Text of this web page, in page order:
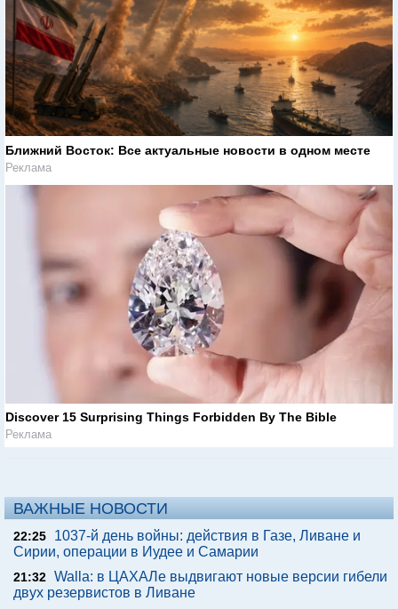
Ближний Восток: Все актуальные новости в одном месте
Реклама
Discover 15 Surprising Things Forbidden By The Bible
Реклама
ВАЖНЫЕ НОВОСТИ
22:25
1037-й день войны: действия в Газе, Ливане и
Сирии, операции в Иудее и Самарии
21:32 Walla: в ЦАХАЛе выдвигают новые версии гибели
двух резервистов в Ливане